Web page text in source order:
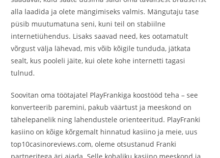
alla laadida ja olete mängimiseks valmis. Mängutaju tase
püsib muutumatuna seni, kuni teil on stabiilne
internetiühendus. Lisaks saavad need, kes ootamatult
võrgust välja lähevad, mis võib kõigile tunduda, jätkata
sealt, kus pooleli jäite, kui olete kohe internetti tagasi
tulnud.
Soovitan oma töötajatel PlayFrankiga koostööd teha – see
konverteerib paremini, pakub väärtust ja meeskond on
tähelepanelik ning lahendustele orienteeritud. PlayFranki
kasiino on kõige kõrgemalt hinnatud kasiino ja meie, uus
top10casinoreviews.com, oleme otsustanud Franki